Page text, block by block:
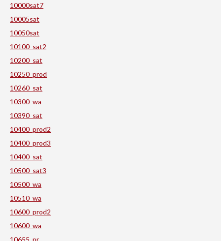
10000sat7
10005sat
10050sat
10100_sat2
10200_sat
10250_prod
10260_sat
10300_wa
10390_sat
10400_prod2
10400_prod3
10400_sat
10500_sat3
10500_wa
10510_wa
10600_prod2
10600_wa
10655_pr